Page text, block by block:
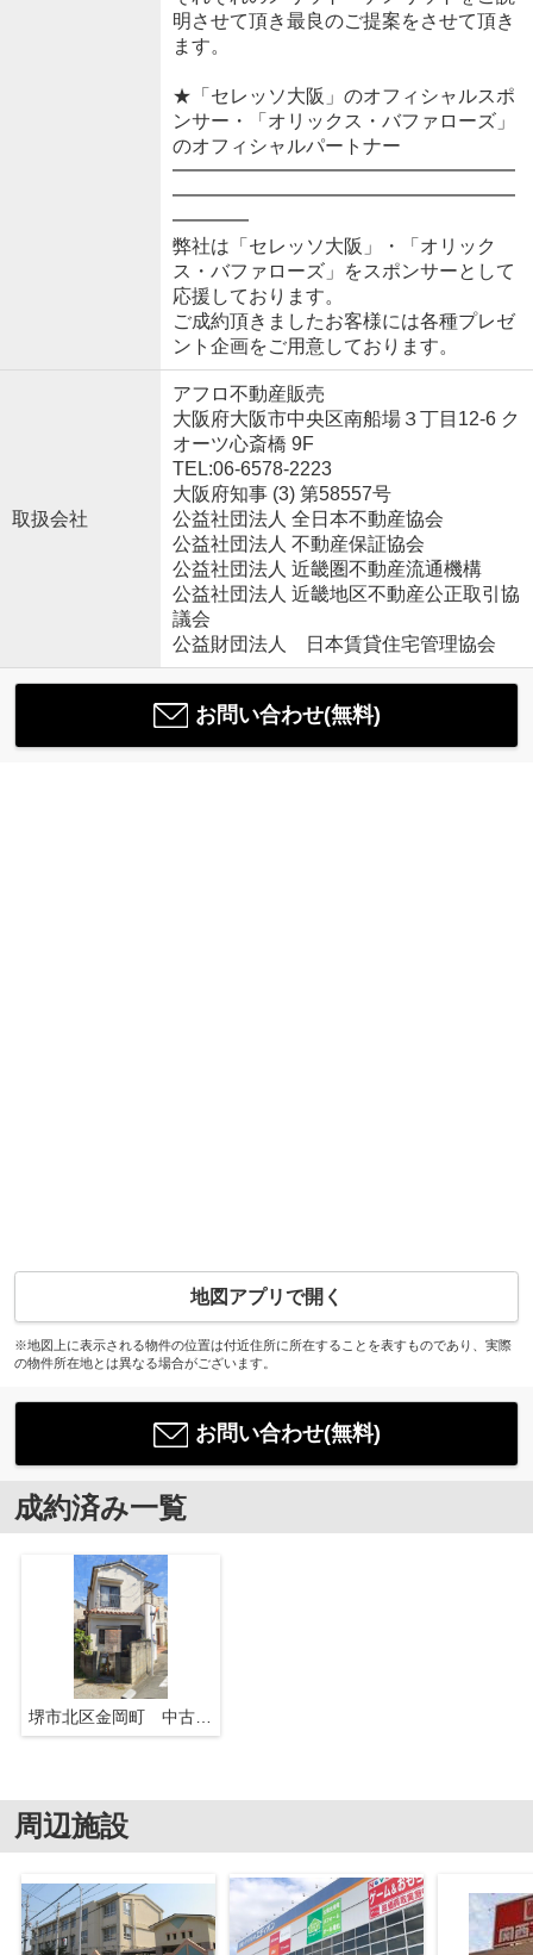
明させて頂き最良のご提案をさせて頂き
ます。
★「セレッソ大阪」のオフィシャルスポ
ンサー・「オリックス・バファローズ」
のオフィシャルパートナー
━━━━━━━━━━━━━━━━━━
━━━━━━━━━━━━━━━━━━
━━━━
弊社は「セレッソ大阪」・「オリック
ス・バファローズ」をスポンサーとして
応援しております。
ご成約頂きましたお客様には各種プレゼ
ント企画をご用意しております。
取扱会社
アフロ不動産販売
大阪府大阪市中央区南船場３丁目12-6 ク
オーツ心斎橋 9F
TEL:06-6578-2223
大阪府知事 (3) 第58557号
公益社団法人 全日本不動産協会
公益社団法人 不動産保証協会
公益社団法人 近畿圏不動産流通機構
公益社団法人 近畿地区不動産公正取引協
議会
公益財団法人 日本賃貸住宅管理協会
お問い合わせ(無料)
地図アプリで開く
※地図上に表示される物件の位置は付近住所に所在することを表すものであり、実際
の物件所在地とは異なる場合がございます。
お問い合わせ(無料)
成約済み一覧
堺市北区金岡町 中古戸建
周辺施設